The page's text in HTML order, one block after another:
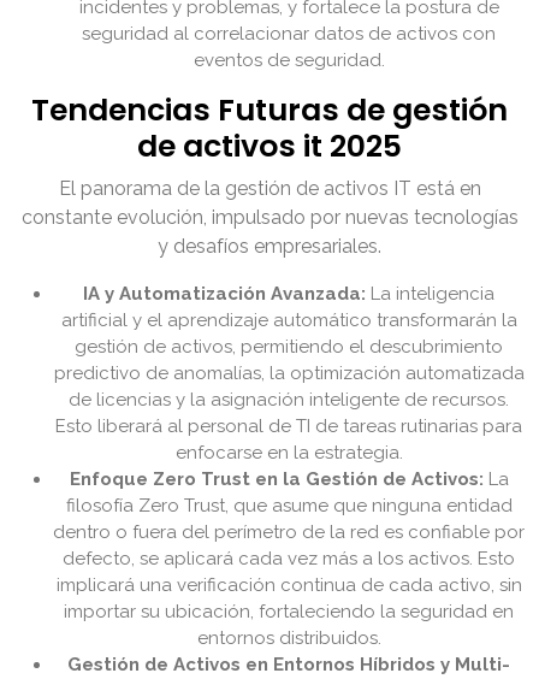
incidentes y problemas, y fortalece la postura de
seguridad al correlacionar datos de activos con
eventos de seguridad.
Tendencias Futuras de gestión
de activos it 2025
El panorama de la gestión de activos IT está en
constante evolución, impulsado por nuevas tecnologías
y desafíos empresariales.
IA y Automatización Avanzada: La inteligencia
artificial y el aprendizaje automático transformarán la
gestión de activos, permitiendo el descubrimiento
predictivo de anomalías, la optimización automatizada
de licencias y la asignación inteligente de recursos.
Esto liberará al personal de TI de tareas rutinarias para
enfocarse en la estrategia.
Enfoque Zero Trust en la Gestión de Activos: La
filosofía Zero Trust, que asume que ninguna entidad
dentro o fuera del perímetro de la red es confiable por
defecto, se aplicará cada vez más a los activos. Esto
implicará una verificación continua de cada activo, sin
importar su ubicación, fortaleciendo la seguridad en
entornos distribuidos.
Gestión de Activos en Entornos Híbridos y Multi-